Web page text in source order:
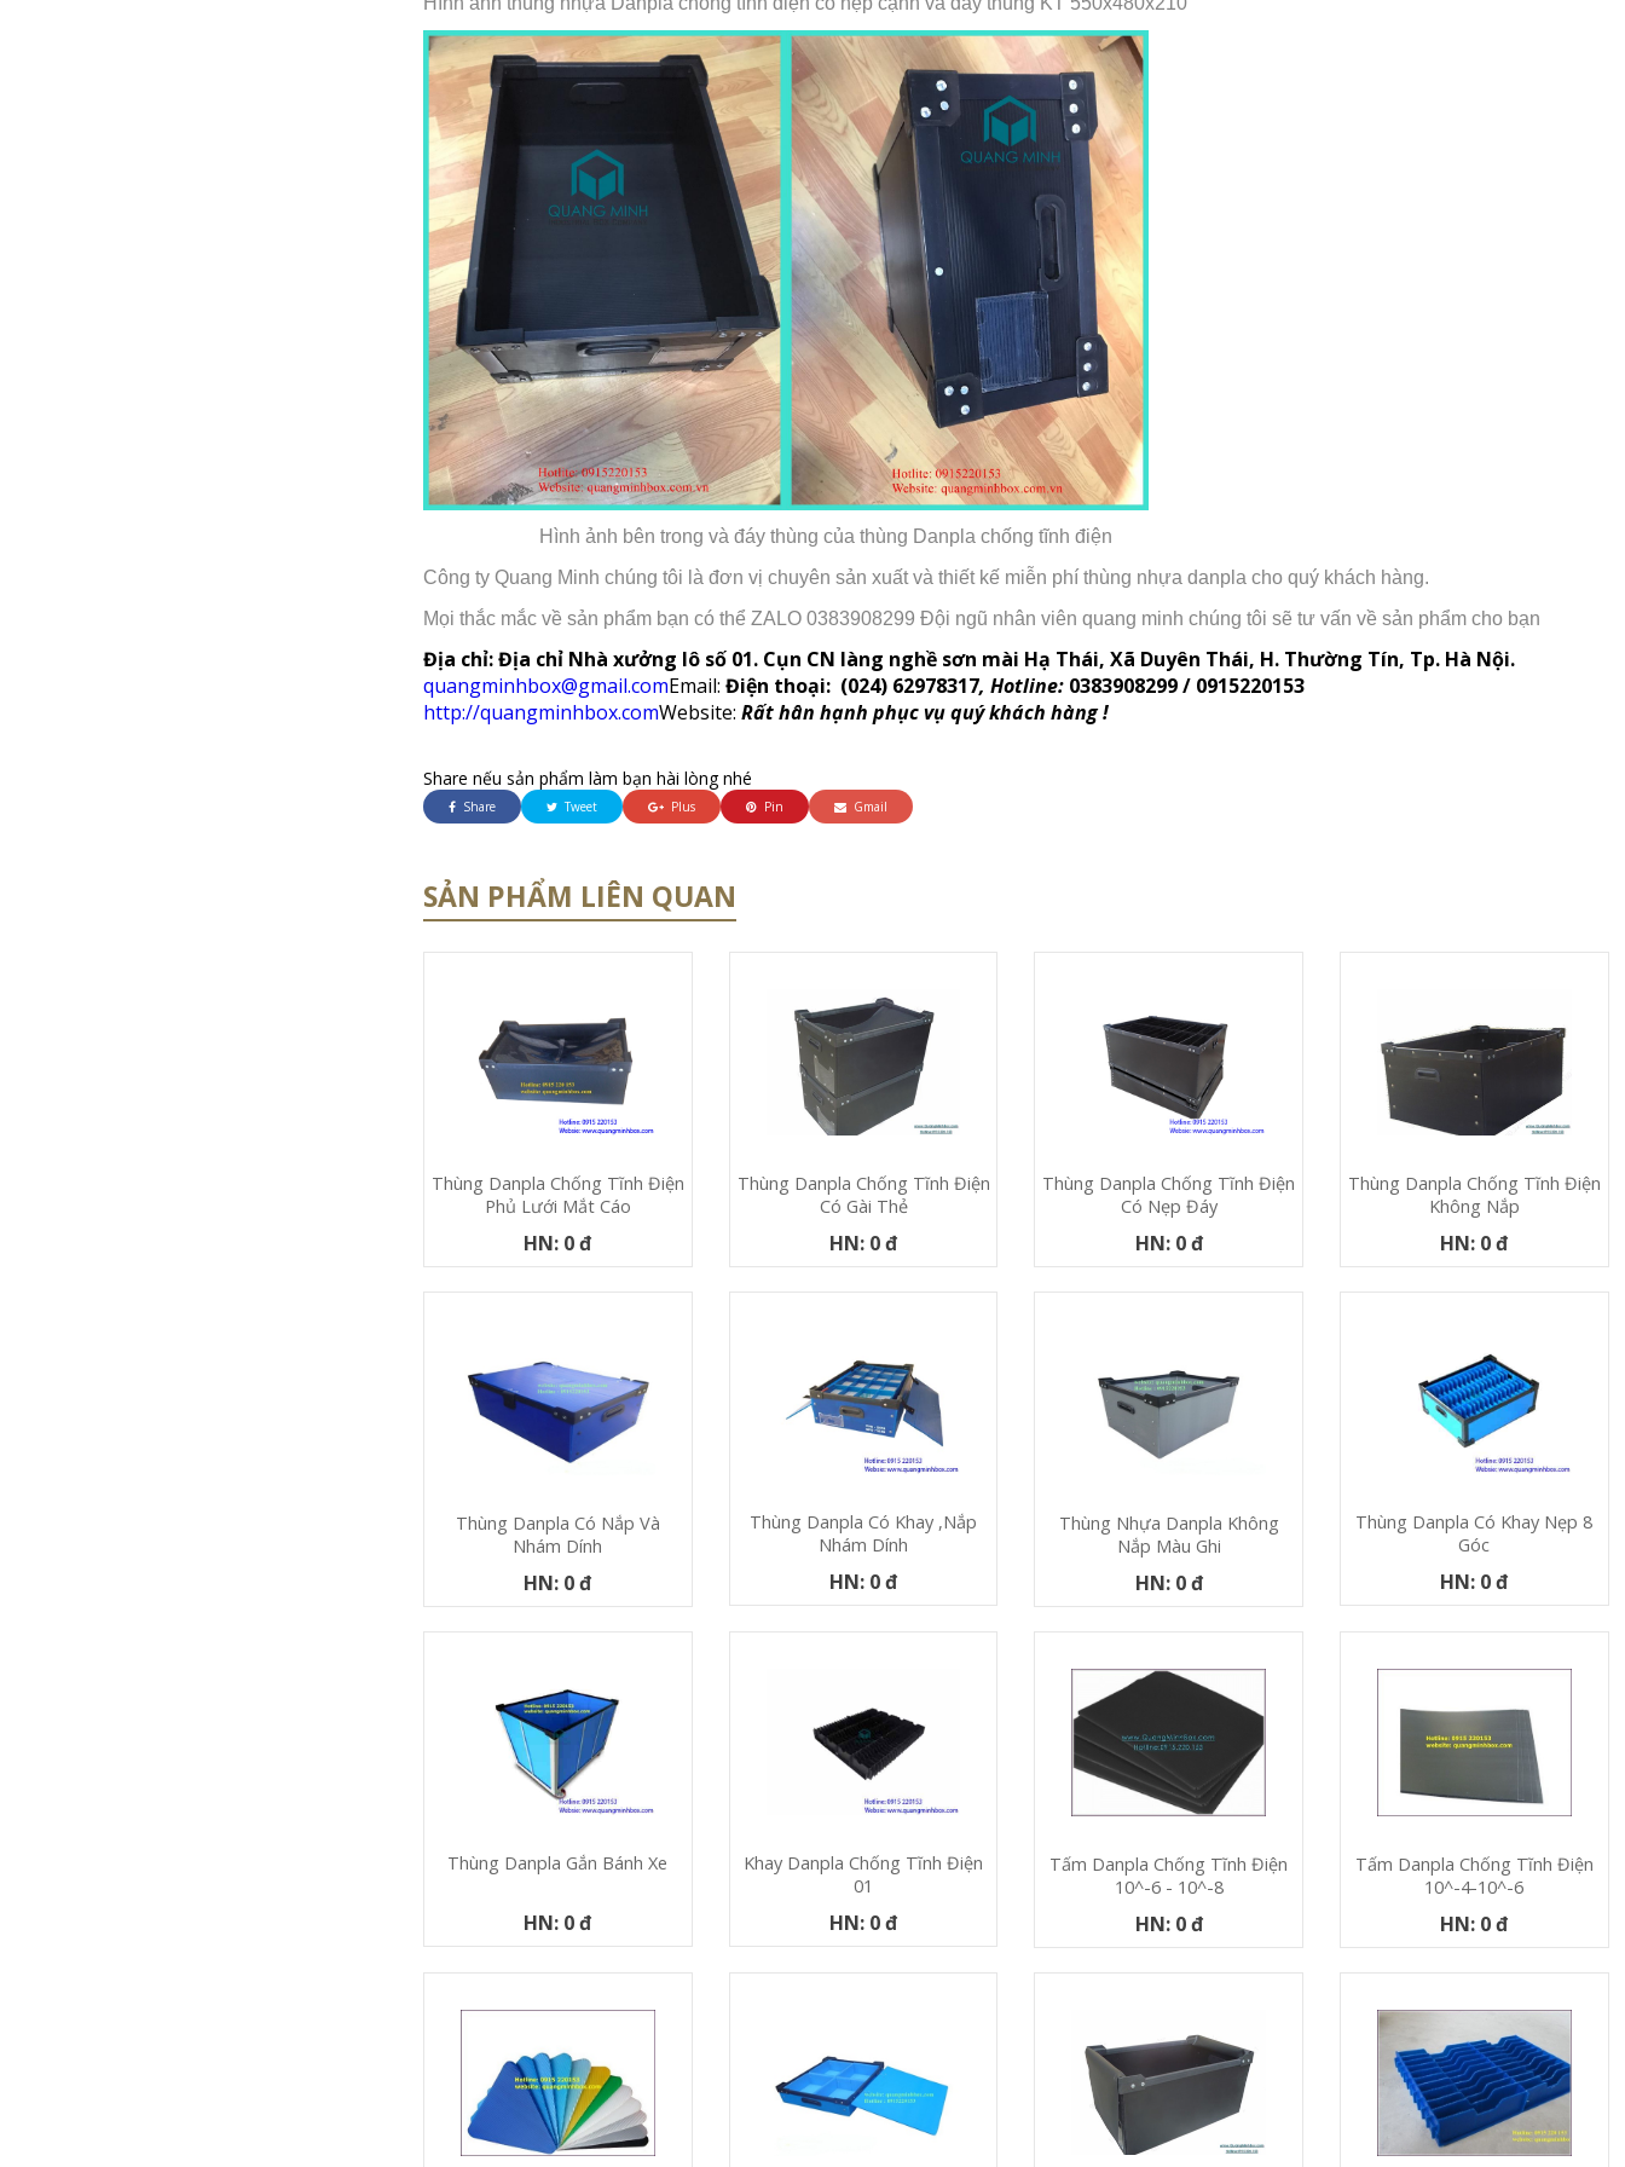
Hình ảnh bên trong và đáy thùng của thùng Danpla chống tĩnh điện
Công ty Quang Minh chúng tôi là đơn vị chuyên sản xuất và thiết kế miễn phí thùng nhựa danpla cho quý khách hàng.
Mọi thắc mắc về sản phẩm bạn có thể ZALO 0383908299 Đội ngũ nhân viên quang minh chúng tôi sẽ tư vấn về sản phẩm cho bạn
Địa chỉ: Địa chỉ Nhà xưởng lô số 01. Cụn CN làng nghề sơn mài Hạ Thái, Xã Duyên Thái, H. Thường Tín, Tp. Hà Nội.
Điện thoại: (024) 62978317, Hotline: 0383908299 / 0915220153
Email:
quangminhbox@gmail.com
Website:
http://quangminhbox.com Rất hân hạnh phục vụ quý khách hàng !
Share nếu sản phẩm làm bạn hài lòng nhé
Share Tweet Plus Pin Gmail
SẢN PHẨM LIÊN QUAN
Thùng Danpla Chống Tĩnh Điện
Phủ Lưới Mắt Cáo
HN: 0 đ
Thùng Danpla Chống Tĩnh Điện
Có Gài Thẻ
HN: 0 đ
Thùng Danpla Chống Tĩnh Điện
Có Nẹp Đáy
HN: 0 đ
Thùng Danpla Chống Tĩnh Điện
Không Nắp
HN: 0 đ
Thùng Danpla Có Nắp Và
Nhám Dính
HN: 0 đ
Thùng Danpla Có Khay ,nắp
Nhám Dính
HN: 0 đ
Thùng Nhựa Danpla Không
Nắp Màu Ghi
HN: 0 đ
Thùng Danpla Có Khay Nẹp 8
Góc
HN: 0 đ
Thùng Danpla Gắn Bánh Xe
HN: 0 đ
Khay Danpla Chống Tĩnh Điện
01
HN: 0 đ
Tấm Danpla Chống Tĩnh Điện
10^-6 - 10^-8
HN: 0 đ
Tấm Danpla Chống Tĩnh Điện
10^-4-10^-6
HN: 0 đ